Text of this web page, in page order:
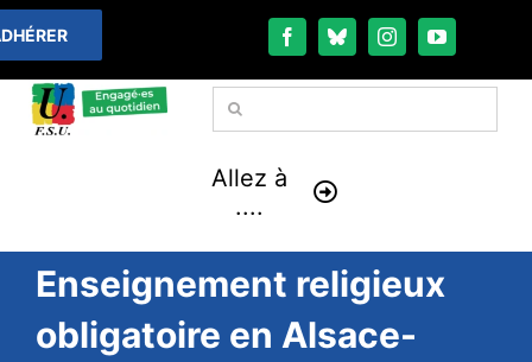
Passer
au
contenu
Rechercher:
Allez à
....
À LA UNE
THÉMATIQUES
Enseignement religieux
obligatoire en Alsace-